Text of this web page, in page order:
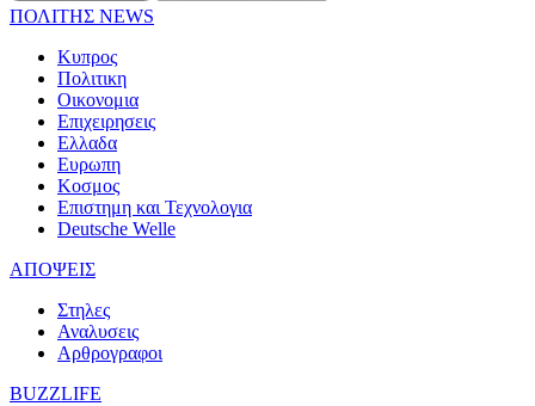
ΠΟΛΙΤΗΣ NEWS
Κυπρος
Πολιτικη
Οικονομια
Επιχειρησεις
Ελλαδα
Ευρωπη
Κοσμος
Επιστημη και Τεχνολογια
Deutsche Welle
ΑΠΟΨΕΙΣ
Στηλες
Αναλυσεις
Αρθρογραφοι
BUZZLIFE